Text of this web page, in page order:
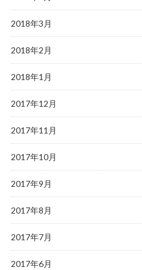
2018年3月
2018年2月
2018年1月
2017年12月
2017年11月
2017年10月
2017年9月
2017年8月
2017年7月
2017年6月